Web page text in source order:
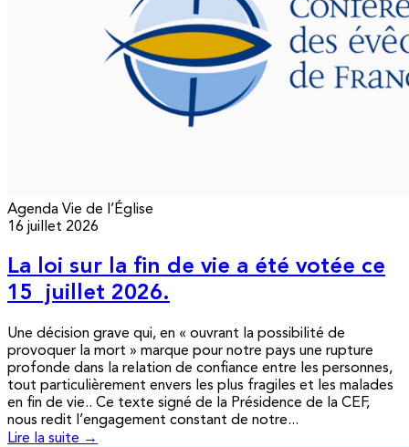
Agenda Vie de l’Église
16 juillet 2026
La loi sur la fin de vie a été votée ce
15 juillet 2026.
Une décision grave qui, en « ouvrant la possibilité de
provoquer la mort » marque pour notre pays une rupture
profonde dans la relation de confiance entre les personnes,
tout particulièrement envers les plus fragiles et les malades
en fin de vie.. Ce texte signé de la Présidence de la CEF,
nous redit l’engagement constant de notre...
Lire la suite →